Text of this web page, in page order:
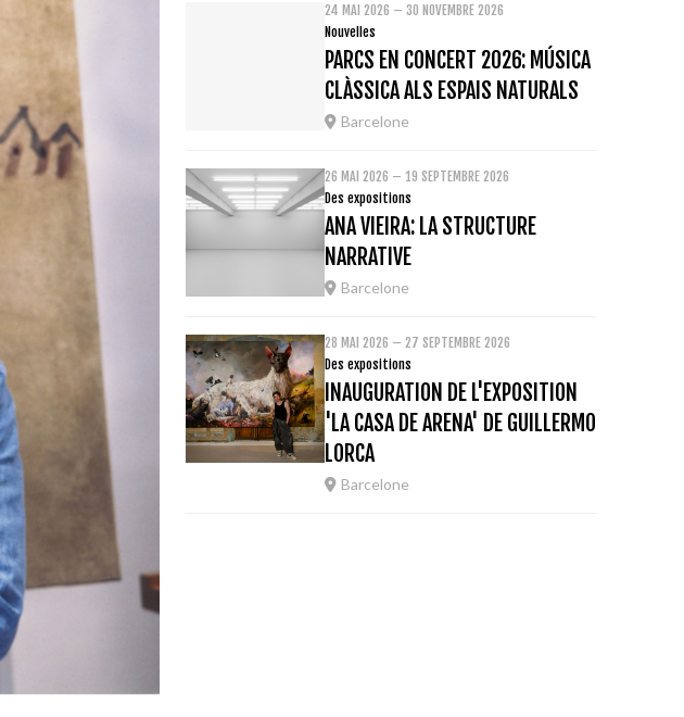
24 MAI 2026 – 30 NOVEMBRE 2026
Nouvelles
PARCS EN CONCERT 2026: MÚSICA
CLÀSSICA ALS ESPAIS NATURALS
Barcelone
26 MAI 2026 – 19 SEPTEMBRE 2026
Des expositions
ANA VIEIRA: LA STRUCTURE
NARRATIVE
Barcelone
28 MAI 2026 – 27 SEPTEMBRE 2026
Des expositions
INAUGURATION DE L'EXPOSITION
'LA CASA DE ARENA' DE GUILLERMO
LORCA
Barcelone